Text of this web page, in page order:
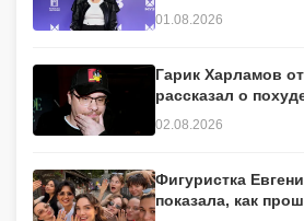
01.08.2026
Гарик Харламов
рассказал о
02.08.2026
Фигуристка
показала, как